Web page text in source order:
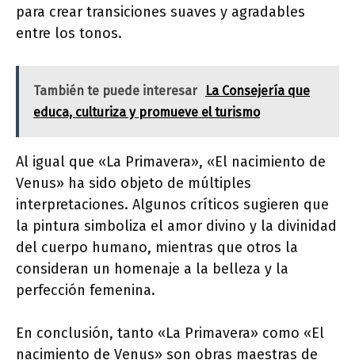
para crear transiciones suaves y agradables
entre los tonos.
También te puede interesar
La Consejería que
educa, culturiza y promueve el turismo
Al igual que «La Primavera», «El nacimiento de
Venus» ha sido objeto de múltiples
interpretaciones. Algunos críticos sugieren que
la pintura simboliza el amor divino y la divinidad
del cuerpo humano, mientras que otros la
consideran un homenaje a la belleza y la
perfección femenina.
En conclusión, tanto «La Primavera» como «El
nacimiento de Venus» son obras maestras de